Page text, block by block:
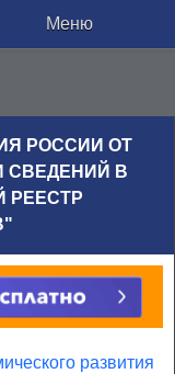
Меню
РОССИИ ОТ
СВЕДЕНИЙ В
РЕЕСТР
развития